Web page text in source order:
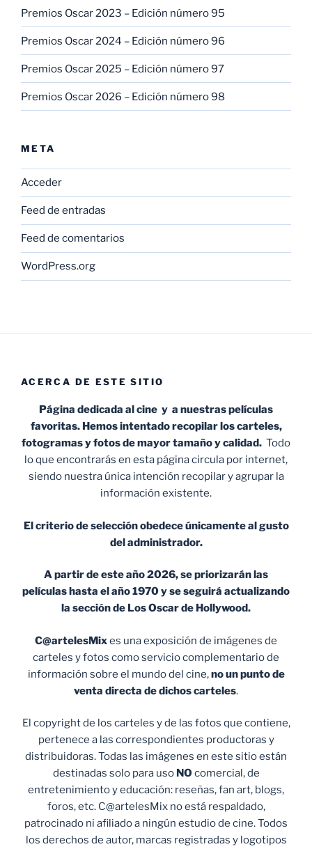
Premios Oscar 2023 – Edición número 95
Premios Oscar 2024 – Edición número 96
Premios Oscar 2025 – Edición número 97
Premios Oscar 2026 – Edición número 98
META
Acceder
Feed de entradas
Feed de comentarios
WordPress.org
ACERCA DE ESTE SITIO
Página dedicada al cine y a nuestras películas
favoritas. Hemos intentado recopilar los carteles,
fotogramas y fotos de mayor tamaño y calidad. Todo
lo que encontrarás en esta página circula por internet,
siendo nuestra única intención recopilar y agrupar la
información existente.
El criterio de selección obedece únicamente al gusto
del administrador.
A partir de este año 2026, se priorizarán las
películas hasta el año 1970 y se seguirá actualizando
la sección de Los Oscar de Hollywood.
C@artelesMixes una exposición de imágenes de
carteles y fotos como servicio complementario de
información sobre el mundo del cine,no un punto de
venta directa de dichos carteles.
El copyright de los carteles y de las fotos que contiene,
pertenece a las correspondientes productoras y
distribuidoras. Todas las imágenes en este sitio están
destinadas solo para uso NO comercial, de
entretenimiento y educación: reseñas, fan art, blogs,
foros, etc. C@artelesMix no está respaldado,
patrocinado ni afiliado a ningún estudio de cine. Todos
los derechos de autor, marcas registradas y logotipos